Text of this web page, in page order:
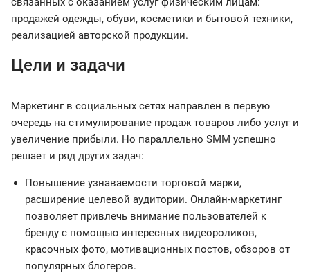
продажей одежды, обуви, косметики и бытовой техники,
реализацией авторской продукции.
Цели и задачи
Маркетинг в социальных сетях направлен в первую
очередь на стимулирование продаж товаров либо услуг и
увеличение прибыли. Но параллельно SMM успешно
решает и ряд других задач:
Повышение узнаваемости торговой марки,
расширение целевой аудитории. Онлайн-маркетинг
позволяет привлечь внимание пользователей к
бренду с помощью интересных видеороликов,
красочных фото, мотивационных постов, обзоров от
популярных блогеров.